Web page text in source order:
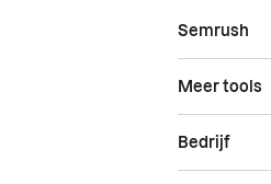
Semrush
Meer tools
Bedrijf